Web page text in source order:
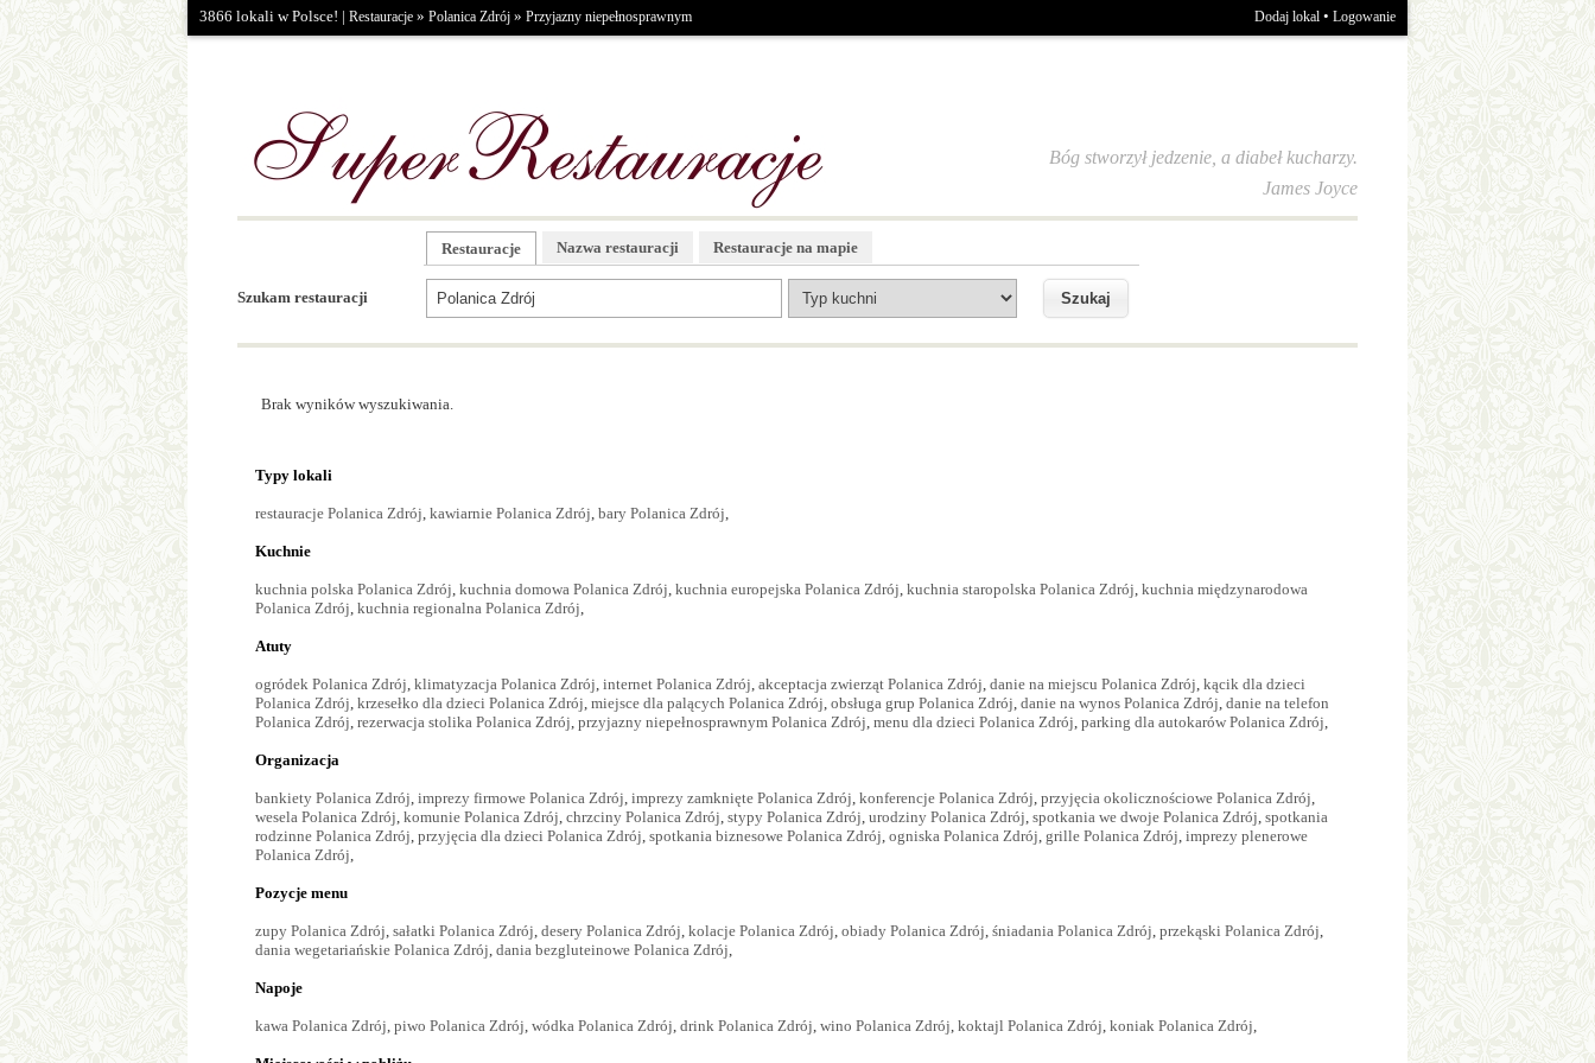
3866 lokali w Polsce! | Restauracje » Polanica Zdrój » Przyjazny niepełnosprawnym Dodaj lokal • Logowanie
Bóg stworzył jedzenie, a diabeł kucharzy.
James Joyce
Szukam restauracji
Restauracje Nazwa restauracji Restauracje na mapie
Brak wyników wyszukiwania.
Typy lokali
restauracje Polanica Zdrój, kawiarnie Polanica Zdrój, bary Polanica Zdrój,
Kuchnie
kuchnia polska Polanica Zdrój, kuchnia domowa Polanica Zdrój, kuchnia europejska Polanica Zdrój, kuchnia staropolska Polanica Zdrój, kuchnia międzynarodowa
Polanica Zdrój, kuchnia regionalna Polanica Zdrój,
Atuty
ogródek Polanica Zdrój, klimatyzacja Polanica Zdrój, internet Polanica Zdrój, akceptacja zwierząt Polanica Zdrój, danie na miejscu Polanica Zdrój, kącik dla dzieci
Polanica Zdrój, krzesełko dla dzieci Polanica Zdrój, miejsce dla palących Polanica Zdrój, obsługa grup Polanica Zdrój, danie na wynos Polanica Zdrój, danie na telefon
Polanica Zdrój, rezerwacja stolika Polanica Zdrój, przyjazny niepełnosprawnym Polanica Zdrój, menu dla dzieci Polanica Zdrój, parking dla autokarów Polanica Zdrój,
Organizacja
bankiety Polanica Zdrój, imprezy firmowe Polanica Zdrój, imprezy zamknięte Polanica Zdrój, konferencje Polanica Zdrój, przyjęcia okolicznościowe Polanica Zdrój,
wesela Polanica Zdrój, komunie Polanica Zdrój, chrzciny Polanica Zdrój, stypy Polanica Zdrój, urodziny Polanica Zdrój, spotkania we dwoje Polanica Zdrój, spotkania
rodzinne Polanica Zdrój, przyjęcia dla dzieci Polanica Zdrój, spotkania biznesowe Polanica Zdrój, ogniska Polanica Zdrój, grille Polanica Zdrój, imprezy plenerowe
Polanica Zdrój,
Pozycje menu
zupy Polanica Zdrój, sałatki Polanica Zdrój, desery Polanica Zdrój, kolacje Polanica Zdrój, obiady Polanica Zdrój, śniadania Polanica Zdrój, przekąski Polanica Zdrój,
dania wegetariańskie Polanica Zdrój, dania bezgluteinowe Polanica Zdrój,
Napoje
kawa Polanica Zdrój, piwo Polanica Zdrój, wódka Polanica Zdrój, drink Polanica Zdrój, wino Polanica Zdrój, koktajl Polanica Zdrój, koniak Polanica Zdrój,